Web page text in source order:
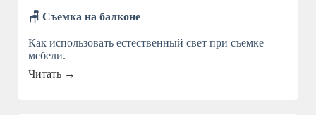
🪑 Съемка на балконе
Как использовать естественный свет при съемке
мебели.
Читать →